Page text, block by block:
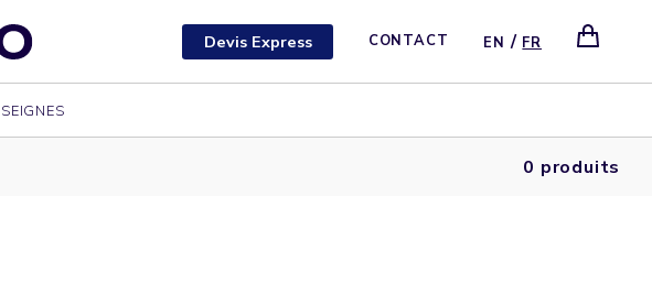
Devis Express CONTACT EN / FR
0 produits